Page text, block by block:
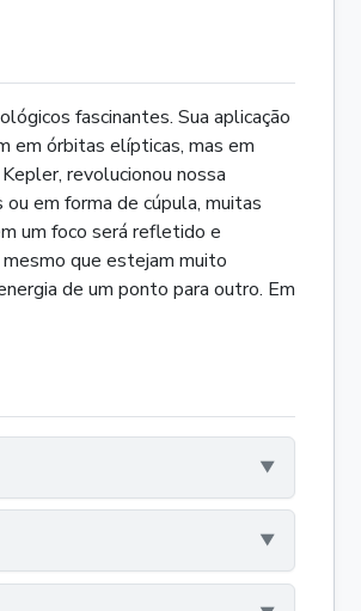
fascinantes. Sua aplicação
em órbitas elípticas, mas em
revolucionou nossa
em forma de cúpula, muitas
um foco será refletido e
que estejam muito
de um ponto para outro. Em